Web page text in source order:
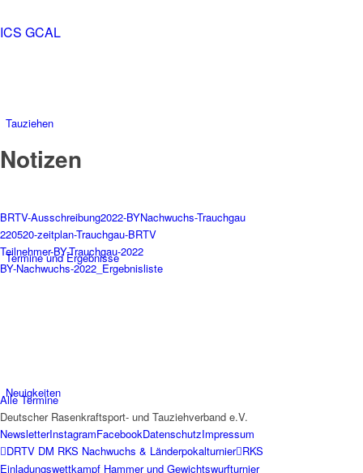
Tauziehen
Termine und Ergebnisse
Neuigkeiten
ICS GCAL
Notizen
BRTV-Ausschreibung2022-BYNachwuchs-Trauchgau
220520-zeitplan-Trauchgau-BRTV
Teilnehmer-BY-Trauchgau-2022
BY-Nachwuchs-2022_Ergebnisliste
Alle Termine
Deutscher Rasenkraftsport- und Tauziehverband e.V.
NewsletterInstagramFacebookDatenschutzImpressum
DRTV DM RKS Nachwuchs & Länderpokalturnier RKS
Einladungswettkampf Hammer und Gewichtswurfturnier